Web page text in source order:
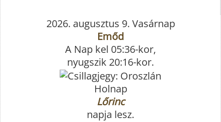
2026. augusztus 9. Vasárnap
Emőd
A Nap kel 05:36-kor,
nyugszik 20:16-kor.
Holnap
Lőrinc
napja lesz.